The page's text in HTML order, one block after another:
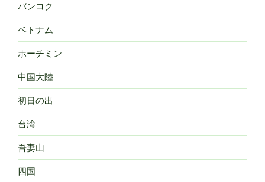
バンコク
ベトナム
ホーチミン
中国大陸
初日の出
台湾
吾妻山
四国